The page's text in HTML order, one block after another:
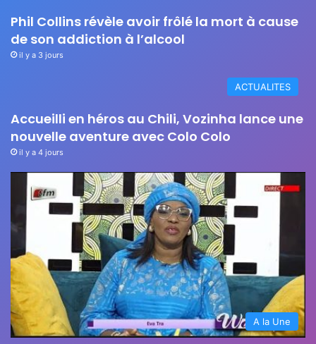
Phil Collins révèle avoir frôlé la mort à cause
de son addiction à l’alcool
il y a 3 jours
ACTUALITES
Accueilli en héros au Chili, Vozinha lance une
nouvelle aventure avec Colo Colo
il y a 4 jours
A la Une